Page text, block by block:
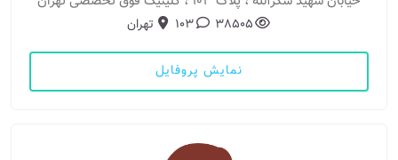
38505
103 تهران
نمایش پروفایل